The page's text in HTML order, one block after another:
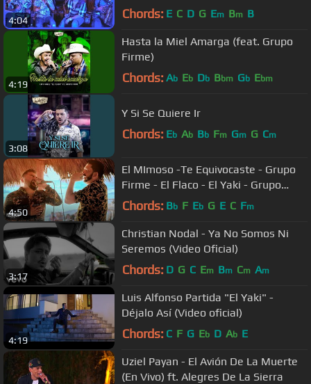
4:04
Firme
Chords: E C D G Em Bm B
4:19
Hasta la Miel Amarga (feat. Grupo
Firme)
Chords: Ab Eb Db Bbm Gb Ebm
3:08
Y Si Se Quiere Ir
Chords: Eb Ab Bb Fm Gm G Cm
4:50
​El MImoso -Te Equivocaste - Grupo
Firme - El Flaco - El Yaki - Grupo
Codiciado (Video Oficial)
Chords: Bb F Eb G E C Fm
3:17
Christian Nodal - Ya No Somos Ni
Seremos (Video Oficial)
Chords: D G C Em Bm Cm Am
4:19
Luis Alfonso Partida "El Yaki" -
Déjalo Así (Video oficial)
Chords: C F G Eb D Ab E
Uziel Payan - El Avión De La Muerte
(En Vivo) ft. Alegres De La Sierra